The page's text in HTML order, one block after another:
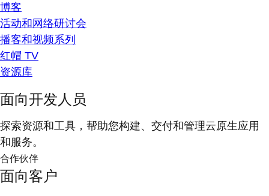
博客
活动和网络研讨会
播客和视频系列
红帽 TV
资源库
面向开发人员
探索资源和工具，帮助您构建、交付和管理云原生应用
和服务。
合作伙伴
面向客户